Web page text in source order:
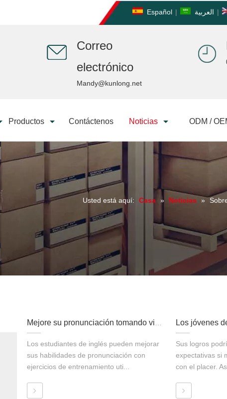
Español | العربية |
Correo
electrónico
Mandy@kunlong.net
Productos Contáctenos Noticias ODM /
Usted está aquí: Casa » Noticias »
Los estudiantes de inglés pueden mejorar
sus habilidades de pronunciación con
ejercicios de entrenamiento uti...
Sus logros
expectativas si
con el placer.